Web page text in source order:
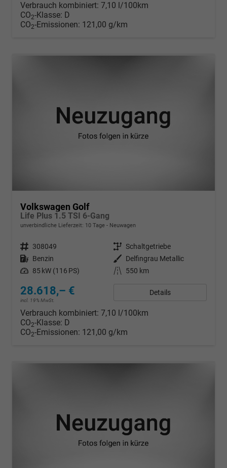
Verbrauch kombiniert: 7,10 l/100km
CO2-Klasse: D
CO2-Emissionen: 121,00 g/km
Volkswagen Golf
Life Plus 1.5 TSI 6-Gang
unverbindliche Lieferzeit: 10 Tage Neuwagen
Fahrzeugnr. 308049 Getriebe Schaltgetriebe
Kraftstoff Benzin Außenfarbe
Delfingrau Metallic
Leistung 85 kW (116 PS) Kilometerstand 550 km
28.618,– €
incl. 19% MwSt.
Details
Verbrauch kombiniert: 7,10 l/100km
CO2-Klasse: D
CO2-Emissionen: 121,00 g/km